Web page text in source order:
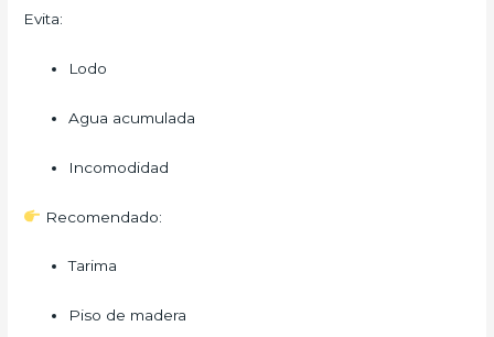
Evita:
Lodo
Agua acumulada
Incomodidad
Recomendado:
Tarima
Piso de madera